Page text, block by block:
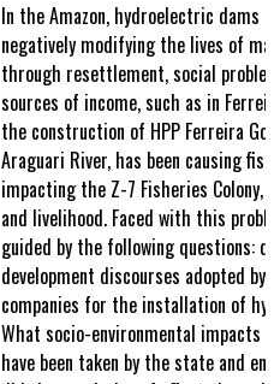
In the Amazon, hydroelectric dams
negatively modifying the lives of
through resettlement, social
sources of income, such as in
the construction of HPP Ferreira
Araguari River, has been causing
impacting the Z-7 Fisheries Colony,
and livelihood. Faced with this
guided by the following questions:
development discourses adopted by
companies for the installation of
What socio-environmental impacts
have been taken by the state and